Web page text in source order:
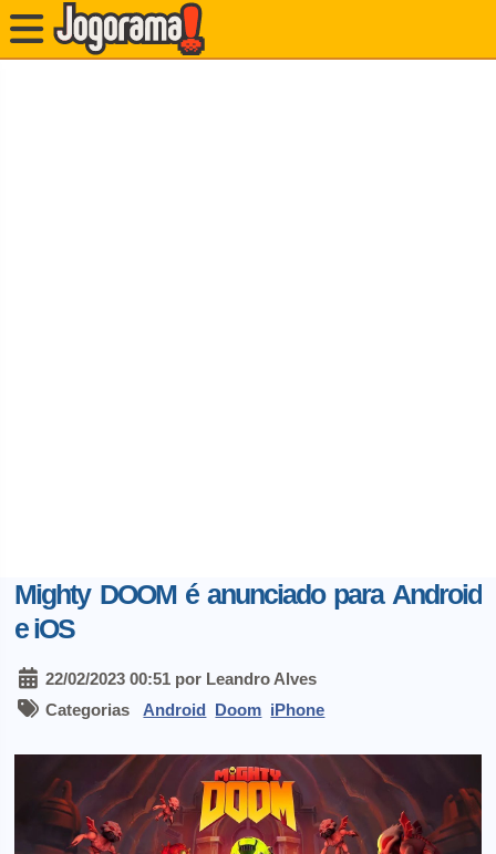
Mighty DOOM é anunciado para Android
e iOS
22/02/2023 00:51 por Leandro Alves
Categorias Android Doom iPhone